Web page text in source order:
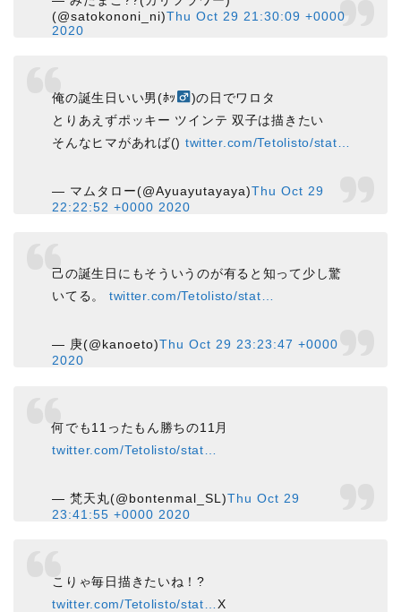
(@satokononi_ni)Thu Oct 29 21:30:09 +0000
2020
俺の誕生日いい男(ﾎｯ
)の日でワロタ
とりあえずポッキー ツインテ 双子は描きたい
そんなヒマがあれば() twitter.com/Tetolisto/stat…
— マムタロー(@Ayuayutayaya)Thu Oct 29
22:22:52 +0000 2020
己の誕生日にもそういうのが有ると知って少し驚
いてる。 twitter.com/Tetolisto/stat…
— 庚(@kanoeto)Thu Oct 29 23:23:47 +0000
2020
何でも11ったもん勝ちの11月
twitter.com/Tetolisto/stat…
— 梵天丸(@bontenmal_SL)Thu Oct 29
23:41:55 +0000 2020
こりゃ毎日描きたいね！?
twitter.com/Tetolisto/stat… X